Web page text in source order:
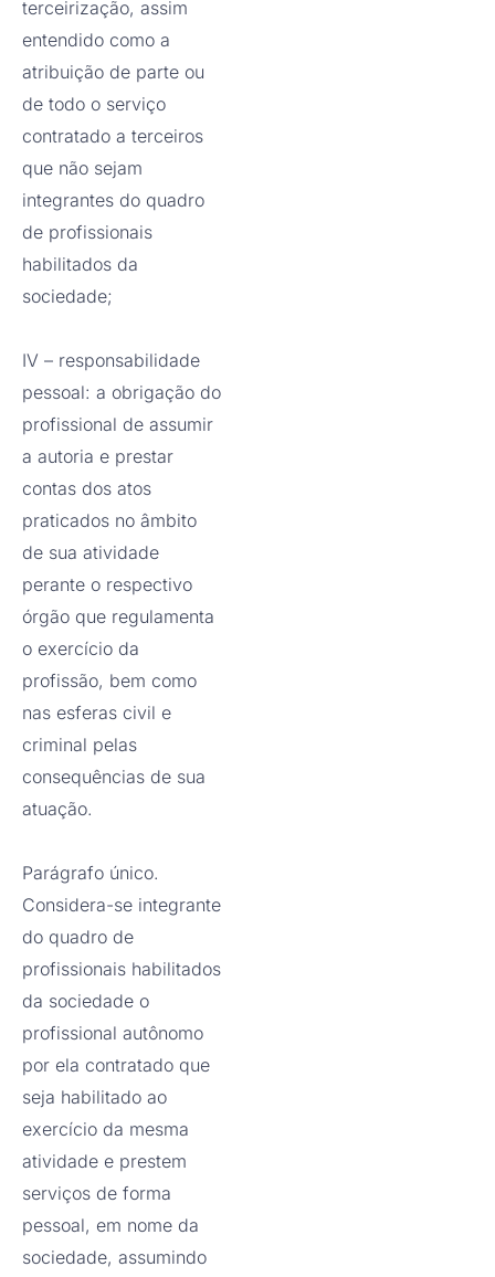
terceirização, assim
entendido como a
atribuição de parte ou
de todo o serviço
contratado a terceiros
que não sejam
integrantes do quadro
de profissionais
habilitados da
sociedade;
IV – responsabilidade
pessoal: a obrigação do
profissional de assumir
a autoria e prestar
contas dos atos
praticados no âmbito
de sua atividade
perante o respectivo
órgão que regulamenta
o exercício da
profissão, bem como
nas esferas civil e
criminal pelas
consequências de sua
atuação.
Parágrafo único.
Considera-se integrante
do quadro de
profissionais habilitados
da sociedade o
profissional autônomo
por ela contratado que
seja habilitado ao
exercício da mesma
atividade e prestem
serviços de forma
pessoal, em nome da
sociedade, assumindo